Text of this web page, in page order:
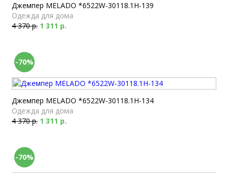
Джемпер MELADO *6522W-30118.1H-139
Одежда для дома
4 370 р. 1 311 р.
-70%
Джемпер MELADO *6522W-30118.1H-134
Одежда для дома
4 370 р. 1 311 р.
-70%